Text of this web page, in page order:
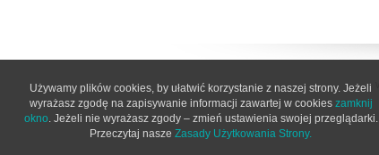
Używamy plików cookies, by ułatwić korzystanie z naszej strony. Jeżeli
wyrażasz zgodę na zapisywanie informacji zawartej w cookies zamknij
okno. Jeżeli nie wyrażasz zgody – zmień ustawienia swojej przeglądarki.
Przeczytaj nasze Zasady Użytkowania Strony.